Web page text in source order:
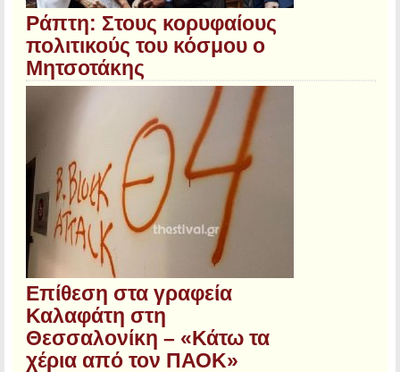
Ράπτη: Στους κορυφαίους
πολιτικούς του κόσμου ο
Μητσοτάκης
Επίθεση στα γραφεία
Καλαφάτη στη
Θεσσαλονίκη – «Κάτω τα
χέρια από τον ΠΑΟΚ»